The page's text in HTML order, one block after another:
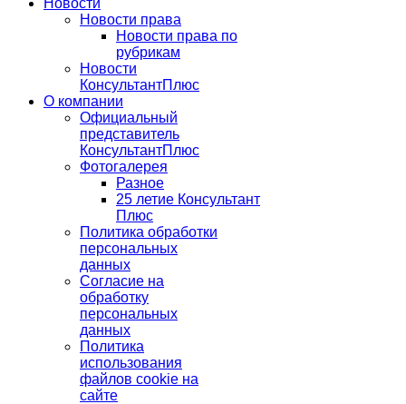
Новости
Новости права
Новости права по
рубрикам
Новости
КонсультантПлюс
О компании
Официальный
представитель
КонсультантПлюс
Фотогалерея
Разное
25 летие Консультант
Плюс
Политика обработки
персональных
данных
Согласие на
обработку
персональных
данных
Политика
использования
файлов cookie на
сайте